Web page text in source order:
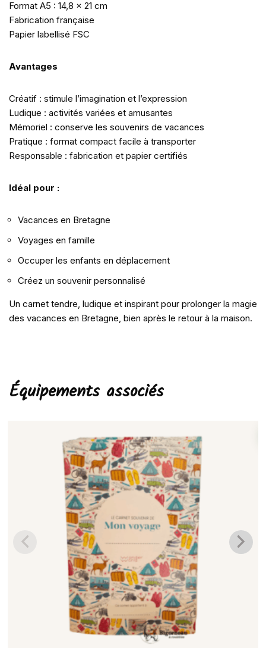
Format A5 : 14,8 x 21 cm
Fabrication française
Papier labellisé FSC
Avantages
Créatif : stimule l’imagination et l’expression
Ludique : activités variées et amusantes
Mémoriel : conserve les souvenirs de vacances
Pratique : format compact facile à transporter
Responsable : fabrication et papier certifiés
Idéal pour :
Vacances en Bretagne
Voyages en famille
Occuper les enfants en déplacement
Créez un souvenir personnalisé
Un carnet tendre, ludique et inspirant pour prolonger la magie
des vacances en Bretagne, bien après le retour à la maison.
Équipements associés